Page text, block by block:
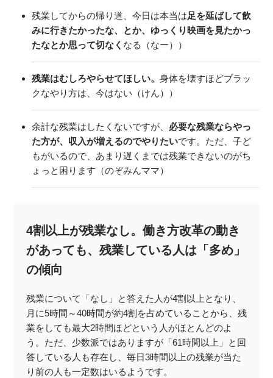
残業してからの帰り道、今日は本当は足を延ばして飲
みに行きたかったな、とか、ゆっくり映画を見たかっ
たなとか思って切なく なる（なー））
残業はむしろやらせてほしい。身体を壊すほどブラッ
クなやり方は、今はない（けん））
余計な残業はしたくないですが、 必要な残業ならやっ
た方が、収入が増えるのでやりたいです。ただ、子ど
もがいるので、あまり遅くまでは残業できないのがち
ょっと困ります（のぞみんママ）
4割以上が残業なし。働き方改革の動き
があっても、残業している人は「多め」
の傾向
残業について「なし」と答えた人が4割以上となり、
月に5時間～40時間が約4割を占めていることから、残
業をしても最大2時間ほどという人がほとんどのよ
う。ただ、少数派ではありますが「61時間以上」と回
答している人も存在し、毎日3時間以上の残業が当た
り前の人も一定数はいるようです。